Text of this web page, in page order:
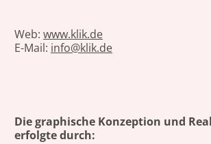
Web: www.klik.de
E-Mail: info@klik.de
Die graphische Konzeption und
erfolgte durch: